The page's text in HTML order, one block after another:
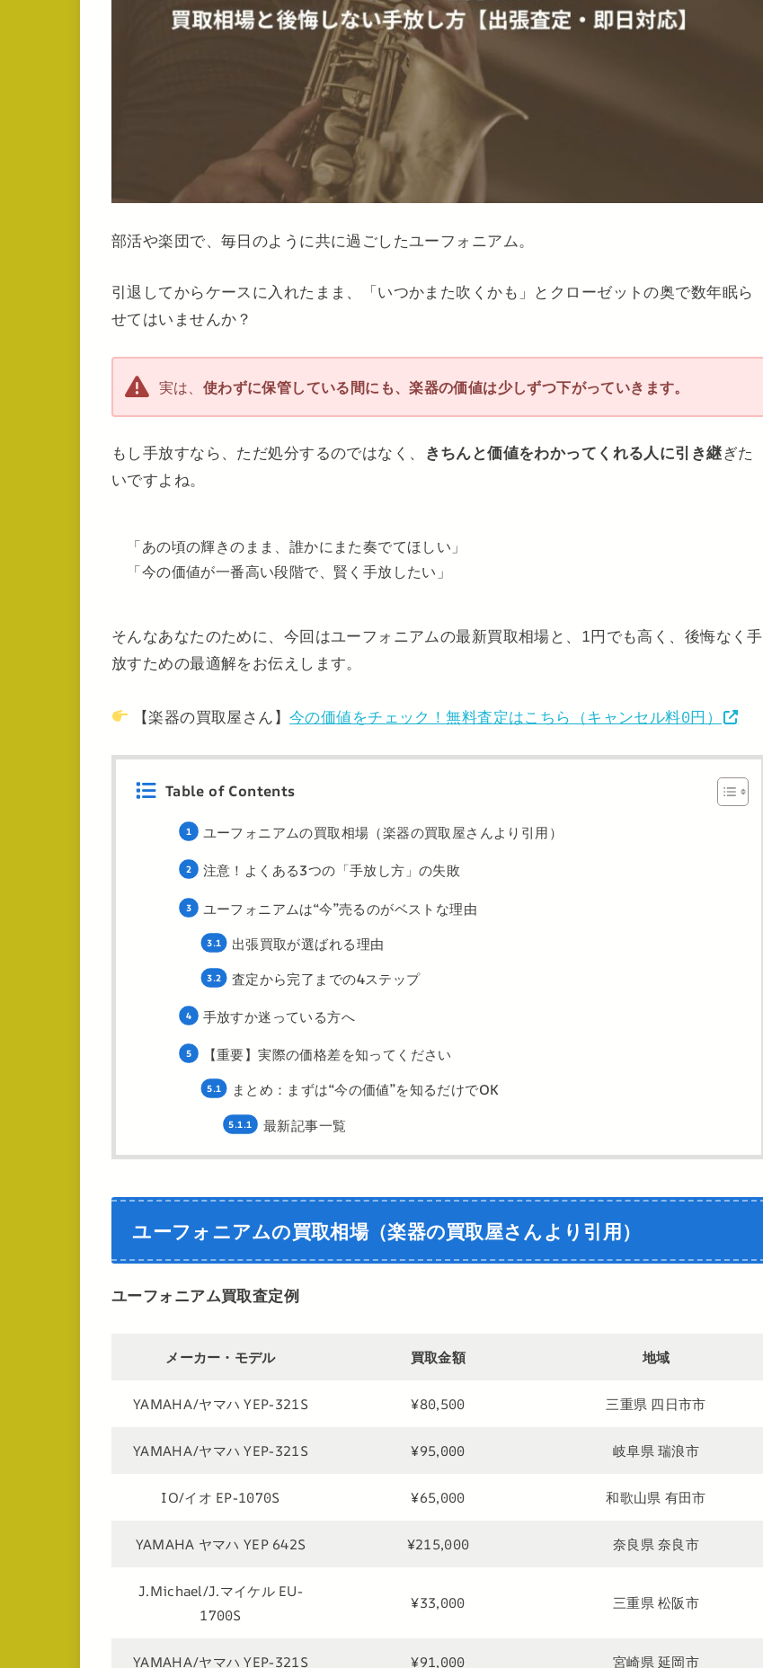
部活や楽団で、毎日のように共に過ごしたユーフォニアム。
引退してからケースに入れたまま、「いつかまた吹くかも」とクローゼットの奥で数年眠ら
せてはいませんか？
実は、 使わずに保管している間にも、楽器の価値は少しずつ下がっていきます。
もし手放すなら、ただ処分するのではなく、 きちんと価値をわかってくれる人に引き継ぎた
いですよね。
「あの頃の輝きのまま、誰かにまた奏でてほしい」
「今の価値が一番高い段階で、賢く手放したい」
そんなあなたのために、今回はユーフォニアムの最新買取相場と、1円でも高く、後悔なく手
放すための最適解をお伝えします。
【楽器の買取屋さん】今の価値をチェック！無料査定はこちら（キャンセル料0円）
Table of Contents
ユーフォニアムの買取相場（楽器の買取屋さんより引用）
注意！よくある3つの「手放し方」の失敗
ユーフォニアムは“今”売るのがベストな理由
出張買取が選ばれる理由
査定から完了までの4ステップ
手放すか迷っている方へ
【重要】実際の価格差を知ってください
まとめ：まずは“今の価値”を知るだけでOK
最新記事一覧
ユーフォニアムの買取相場（楽器の買取屋さんより引用）
ユーフォニアム買取査定例
メーカー・モデル 買取金額 地域
YAMAHA/ヤマハ YEP-321S ¥80,500 三重県 四日市市
YAMAHA/ヤマハ YEP-321S ¥95,000 岐阜県 瑞浪市
IO/イオ EP-1070S ¥65,000 和歌山県 有田市
YAMAHA ヤマハ YEP 642S ¥215,000 奈良県 奈良市
J.Michael/J.マイケル EU-
1700S
¥33,000 三重県 松阪市
YAMAHA/ヤマハ YEP-321S ¥91,000 宮崎県 延岡市